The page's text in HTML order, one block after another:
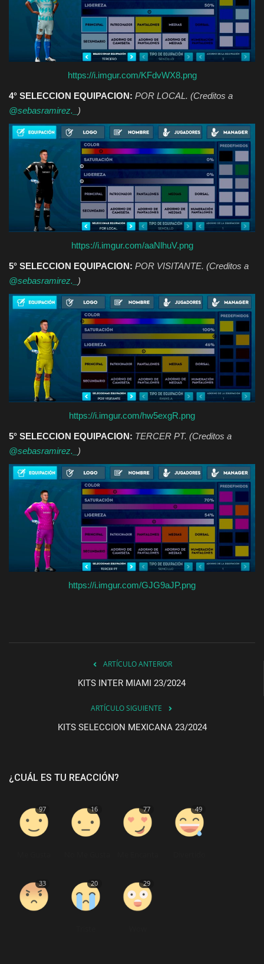
https://i.imgur.com/KFdvWX8.png
4° SELECCION EQUIPACION: POR LOCAL. (Creditos a
@sebasramirez._ )
https://i.imgur.com/aaNlhuV.png
5° SELECCION EQUIPACION: POR VISITANTE. (Creditos a
@sebasramirez._ )
https://i.imgur.com/hw5exgR.png
5° SELECCION EQUIPACION: TERCER PT. (Creditos a
@sebasramirez._ )
https://i.imgur.com/GJG9aJP.png
ARTÍCULO ANTERIOR
KITS INTER MIAMI 23/2024
ARTÍCULO SIGUIENTE
KITS SELECCION MEXICANA 23/2024
¿CUÁL ES TU REACCIÓN?
97 16 77 49
33 20 29